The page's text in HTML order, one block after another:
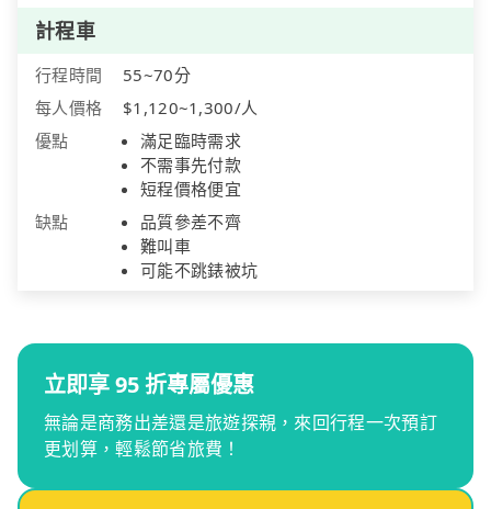
計程車
行程時間
55~70分
每人價格
$1,120~1,300/人
優點
滿足臨時需求
不需事先付款
短程價格便宜
缺點
品質參差不齊
難叫車
可能不跳錶被坑
立即享 95 折專屬優惠
無論是商務出差還是旅遊探親，來回行程一次預訂
更划算，輕鬆節省旅費！